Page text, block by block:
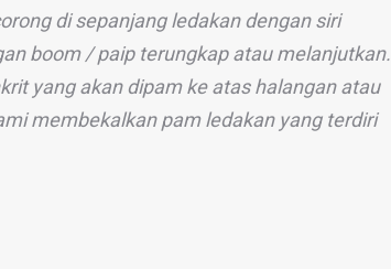
di sepanjang ledakan dengan siri
boom / paip terungkap atau melanjutkan.
yang akan dipam ke atas halangan atau
membekalkan pam ledakan yang terdiri